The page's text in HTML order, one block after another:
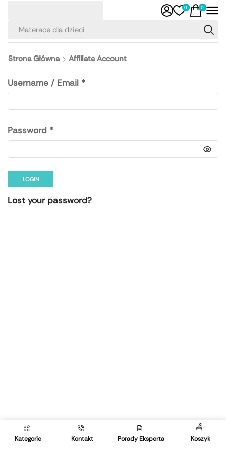
Materace dla dzieci
0 0
Strona Główna Affiliate Account
Username / Email *
Password *
LOGIN
Lost your password?
Kategorie Kontakt Porady Eksperta
0
Koszyk